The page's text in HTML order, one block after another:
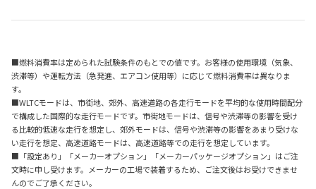
■燃料消費率は定められた試験条件のもとでの値です。お客様の使用環境（気象、
渋滞等）や運転方法（急発進、エアコン使用等）に応じて燃料消費率は異なりま
す。
■WLTCモードは、市街地、郊外、高速道路の各走行モードを平均的な使用時間配分
で構成した国際的な走行モードです。市街地モードは、信号や渋滞等の影響を受け
る比較的低速な走行を想定し、郊外モードは、信号や渋滞等の影響をあまり受けな
い走行を想定、高速道路モードは、高速道路等での走行を想定しています。
■「設定あり」「メーカーオプション」「メーカーパッケージオプション」はご注
文時に申し受けます。メーカーの工場で装着するため、ご注文後はお受けできませ
んのでご了承ください。